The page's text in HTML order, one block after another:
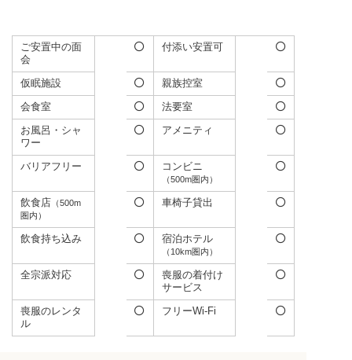
ご安置中の面
会
付添い安置可
仮眠施設
親族控室
会食室
法要室
お風呂・シャ
ワー
アメニティ
バリアフリー コンビニ
（500m圏内）
飲食店 （500m
圏内）
車椅子貸出
飲食持ち込み 宿泊ホテル
（10km圏内）
全宗派対応
喪服の着付け
サービス
喪服のレンタ
ル
フリーWi-Fi